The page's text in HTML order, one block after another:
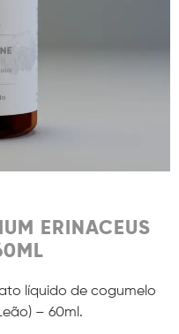
ERINACEUS
líquido de cogumelo
– 60ml.